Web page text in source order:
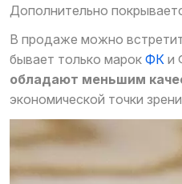
Дополнительно
В продаже можно
бывает только марок ФК и
обладают меньшим
экономической точки